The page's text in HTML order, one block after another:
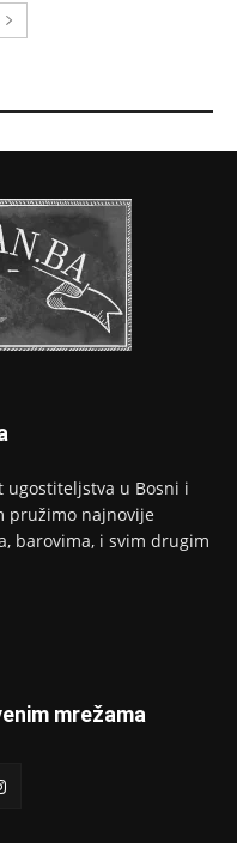
ugostiteljstva u Bosni i
pružimo najnovije
barovima, i svim drugim
mrežama